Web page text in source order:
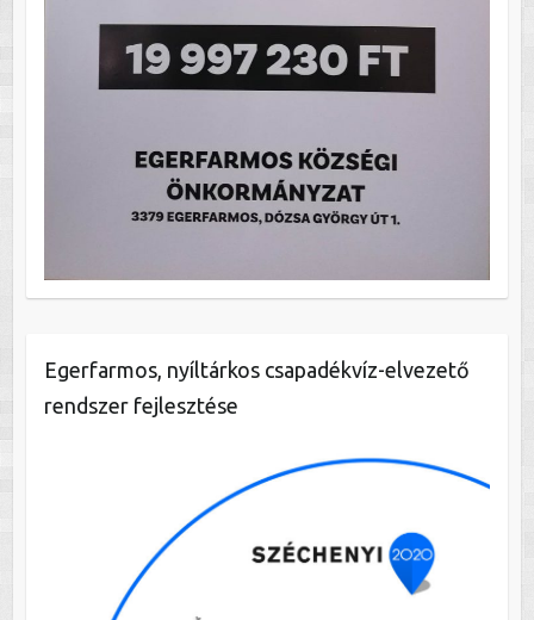
Egerfarmos, nyíltárkos csapadékvíz-elvezető
rendszer fejlesztése